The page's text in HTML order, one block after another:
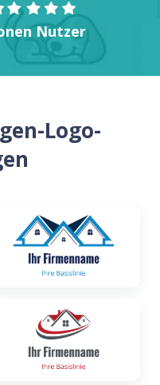
Nutzer
Logo-